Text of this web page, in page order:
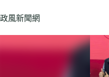
至
政風新聞網